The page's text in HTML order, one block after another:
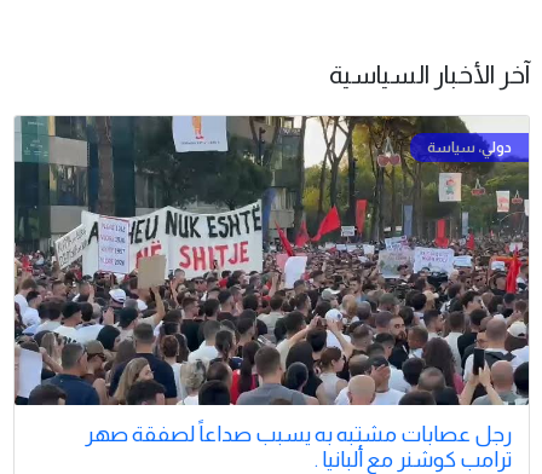
آخر الأخبار السياسية
رجل عصابات مشتبه به يسبب صداعاً لصفقة صهر
ترامب كوشنر مع ألبانيا .